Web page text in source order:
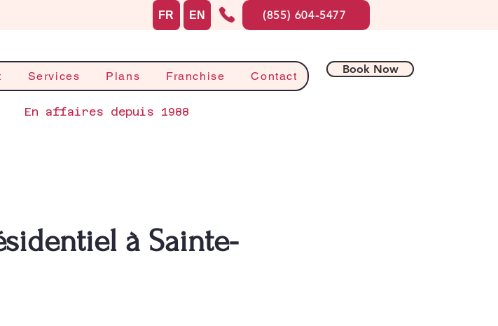
Services Plans Franchise Contact
Book Now
En affaires depuis 1988
FR EN (855) 604-5477
à Sainte-